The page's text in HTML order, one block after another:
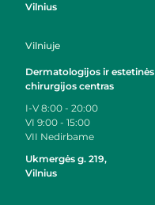
Vilnius
Vilniuje
Dermatologijos ir estetinės
chirurgijos centras
I-V8:00 - 20:00
VI 9:00 - 15:00
VII Nedirbame
Ukmergės g. 219,
Vilnius